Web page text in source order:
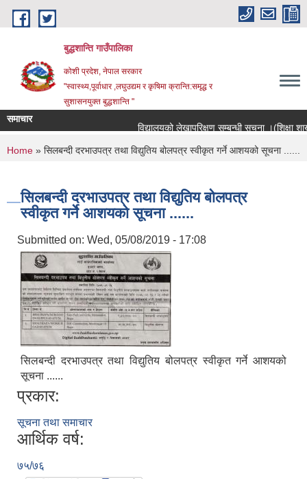
Skip to main content
बुद्धशान्ति गाउँपालिका
कोशी प्रदेश, नेपाल सरकार
"स्वास्थ्य,पूर्वाधार ,लघुउद्यम र कृषिमा क्रान्ति:समृद्ध र
सुशासनयुक्त बुद्धशान्ति "
समाचार
विद्यालयको लेखापरिक्षण सम्बन्धी सूचना ।(शिक्षा शाखा)
You are here
Home » सिलबन्दी दरभाउपत्र तथा विद्युतिय बोलपत्र स्वीकृत गर्ने आशयको सूचना ......
सिलबन्दी दरभाउपत्र तथा विद्युतिय बोलपत्र
स्वीकृत गर्ने आशयको सूचना ......
Submitted on: Wed, 05/08/2019 - 17:08
सिलबन्दी दरभाउपत्र तथा विद्युतिय बोलपत्र स्वीकृत गर्ने आशयको
सूचना ......
प्रकार:
सूचना तथा समाचार
आर्थिक वर्ष:
७५/७६